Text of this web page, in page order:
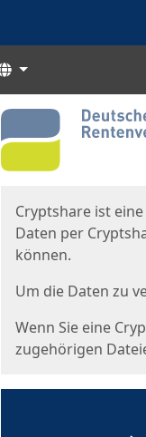
Sprachen
Start
Cryptshare ist
Daten per
können.
Um die Daten zu
Wenn Sie eine
zugehörigen